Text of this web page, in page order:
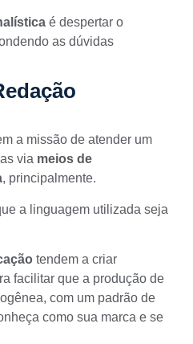
é despertar o
as dúvidas
a missão de atender um
via meios de
, principalmente.
a linguagem utilizada seja
tendem a criar
facilitar que a produção de
com um padrão de
como sua marca e se